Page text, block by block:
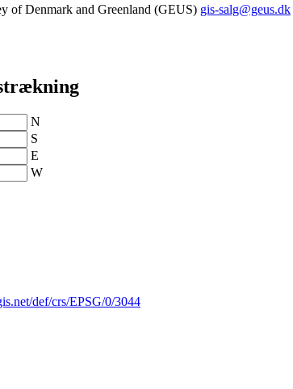
of Denmark and Greenland (GEUS) gis-salg@geus.dk
N
S
E
W
def/crs/EPSG/0/3044